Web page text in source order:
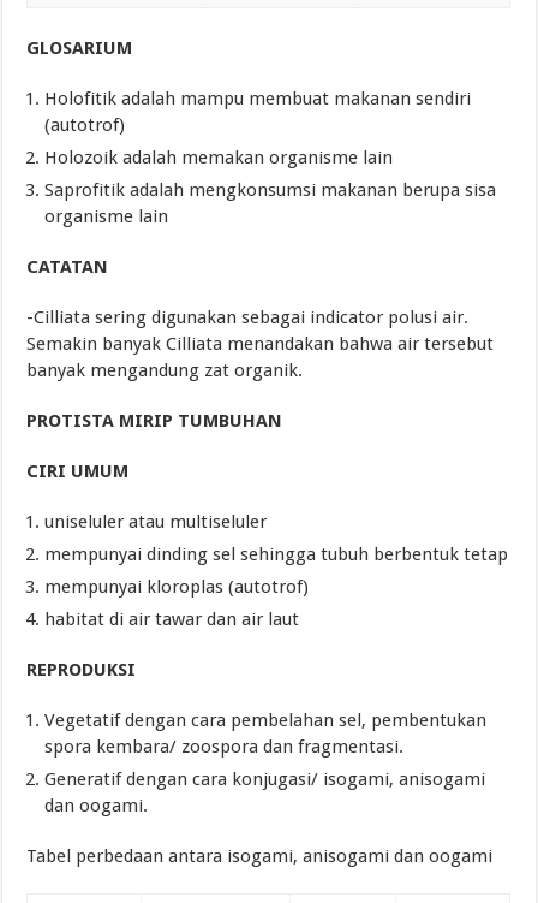
GLOSARIUM
Holofitik adalah mampu membuat makanan sendiri
(autotrof)
Holozoik adalah memakan organisme lain
Saprofitik adalah mengkonsumsi makanan berupa sisa
organisme lain
CATATAN
-Cilliata sering digunakan sebagai indicator polusi air.
Semakin banyak Cilliata menandakan bahwa air tersebut
banyak mengandung zat organik.
PROTISTA MIRIP TUMBUHAN
CIRI UMUM
uniseluler atau multiseluler
mempunyai dinding sel sehingga tubuh berbentuk tetap
mempunyai kloroplas (autotrof)
habitat di air tawar dan air laut
REPRODUKSI
Vegetatif dengan cara pembelahan sel, pembentukan
spora kembara/ zoospora dan fragmentasi.
Generatif dengan cara konjugasi/ isogami, anisogami
dan oogami.
Tabel perbedaan antara isogami, anisogami dan oogami